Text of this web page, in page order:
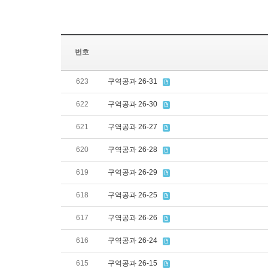
번호
623 구역공과 26-31
622 구역공과 26-30
621 구역공과 26-27
620 구역공과 26-28
619 구역공과 26-29
618 구역공과 26-25
617 구역공과 26-26
616 구역공과 26-24
615 구역공과 26-15